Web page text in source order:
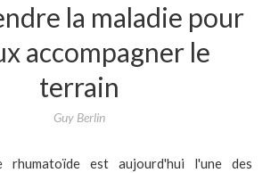
la maladie pour
accompagner le
terrain
Guy Berlin
rhumatoïde est aujourd'hui l'une des